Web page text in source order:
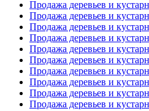
Продажа деревьев и
Продажа деревьев и
Продажа деревьев и
Продажа деревьев и
Продажа деревьев и
Продажа деревьев и
Продажа деревьев и
Продажа деревьев и
Продажа деревьев и
Продажа деревьев и